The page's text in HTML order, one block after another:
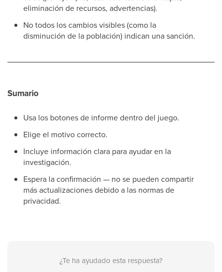
eliminación de recursos, advertencias).
No todos los cambios visibles (como la
disminución de la población) indican una sanción.
Sumario
Usa los botones de informe dentro del juego.
Elige el motivo correcto.
Incluye información clara para ayudar en la
investigación.
Espera la confirmación — no se pueden compartir
más actualizaciones debido a las normas de
privacidad.
¿Te ha ayudado esta respuesta?